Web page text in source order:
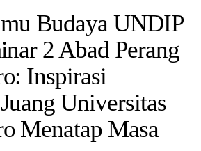
Budaya UNDIP
2 Abad Perang
Inspirasi
Universitas
Menatap Masa